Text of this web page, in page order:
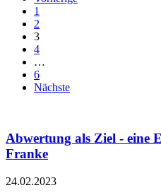
1
2
3
4
…
6
Nächste
Abwertung als Ziel - eine
Franke
24.02.2023